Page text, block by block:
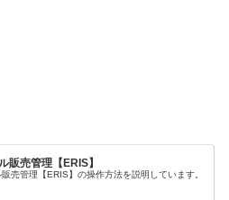
販売管理【ERIS】
売管理【ERIS】の操作方法を説明しています。